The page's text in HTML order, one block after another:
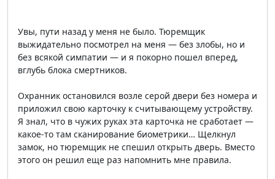
Увы, пути назад у меня не было. Тюремщик
выжидательно посмотрел на меня — без злобы, но и
без всякой симпатии — и я покорно пошел вперед,
вглубь блока смертников.
Охранник остановился возле серой двери без номера и
приложил свою карточку к считывающему устройству.
Я знал, что в чужих руках эта карточка не сработает —
какое-то там сканирование биометрики… Щелкнул
замок, но тюремщик не спешил открыть дверь. Вместо
этого он решил еще раз напомнить мне правила.